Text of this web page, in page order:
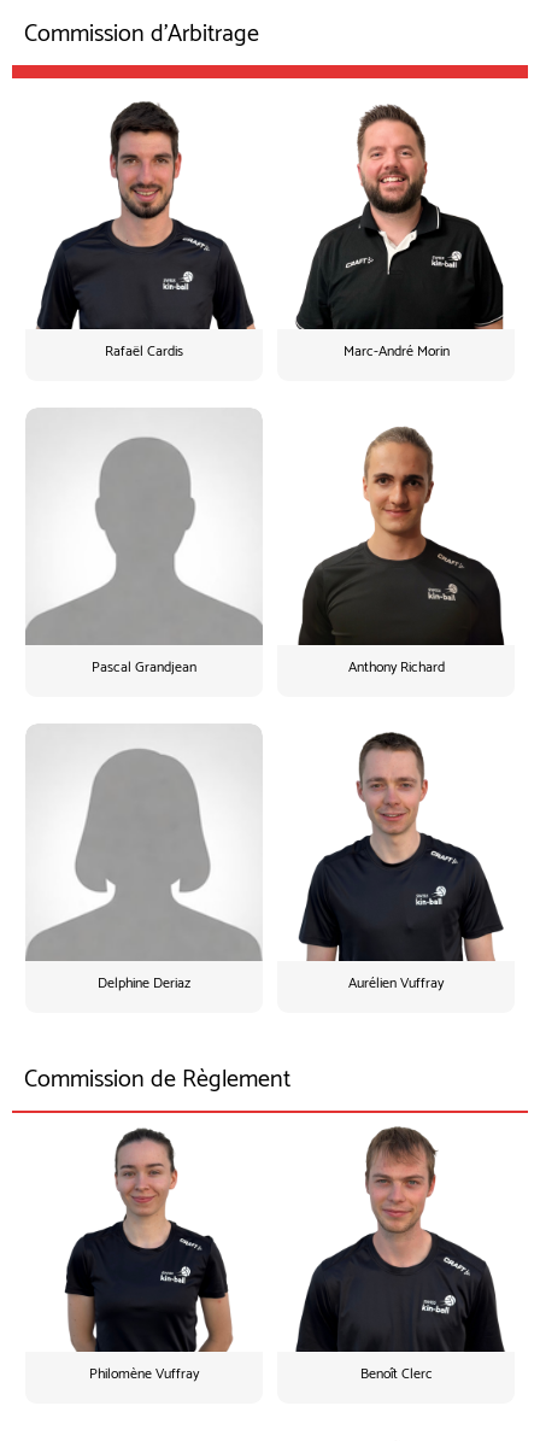
Commission d'Arbitrage
Rafaël Cardis Marc-André Morin
Pascal Grandjean Anthony Richard
Delphine Deriaz Aurélien Vuffray
Commission de Règlement
Philomène Vuffray Benoît Clerc